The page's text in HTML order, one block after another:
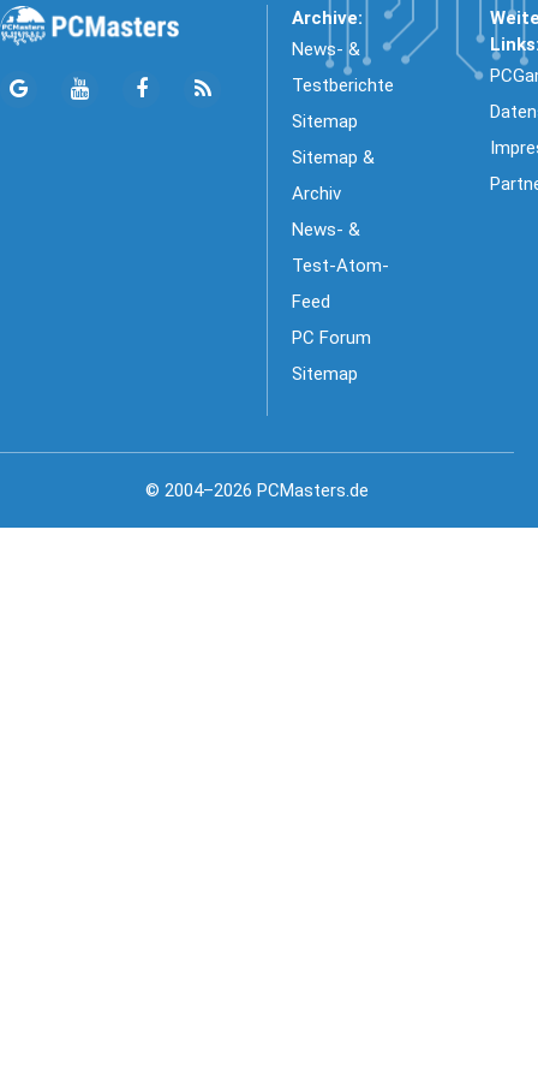
Archive:
News- &
Testberichte
Sitemap
Sitemap &
Archiv
News- &
Test-Atom-
Feed
PC Forum
Sitemap
© 2004–2026 PCMasters.de